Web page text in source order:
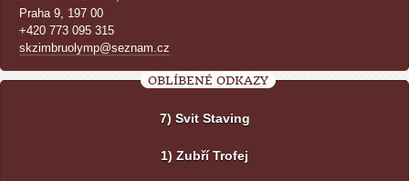
Praha 9, 197 00
+420 773 095 315
skzimbruolymp@seznam.cz
OBLÍBENÉ ODKAZY
7) Svit Staving
1) Zubří Trofej